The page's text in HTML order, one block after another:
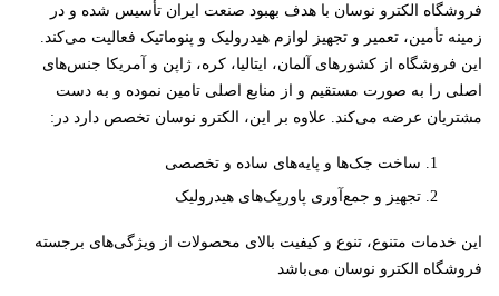
فروشگاه الکترو نوسان با هدف بهبود صنعت ایران تأسیس شده و در
زمینه تأمین، تعمیر و تجهیز لوازم هیدرولیک و پنوماتیک فعالیت می‌کند.
این فروشگاه از کشورهای آلمان، ایتالیا، کره، ژاپن و آمریکا جنس‌های
اصلی را به صورت مستقیم و از منابع اصلی تامین نموده و به دست
مشتریان عرضه می‌کند. علاوه بر این، الکترو نوسان تخصص دارد در:
ساخت جک‌ها و پایه‌های ساده و تخصصی
تجهیز و جمع‌آوری پاورپک‌های هیدرولیک
این خدمات متنوع، تنوع و کیفیت بالای محصولات از ویژگی‌های برجسته
فروشگاه الکترو نوسان می‌باشد